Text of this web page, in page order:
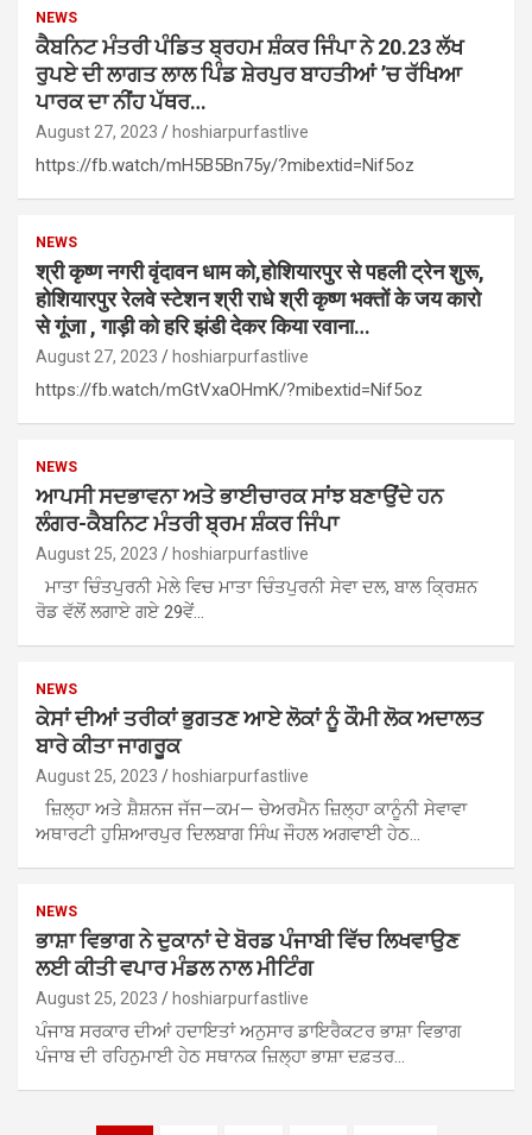
NEWS
ਕੈਬਨਿਟ ਮੰਤਰੀ ਪੰਡਿਤ ਬ੍ਰਹਮ ਸ਼ੰਕਰ ਜਿੰਪਾ ਨੇ 20.23 ਲੱਖ
ਰੁਪਏ ਦੀ ਲਾਗਤ ਲਾਲ ਪਿੰਡ ਸ਼ੇਰਪੁਰ ਬਾਹਤੀਆਂ ’ਚ ਰੱਖਿਆ
ਪਾਰਕ ਦਾ ਨੀਂਹ ਪੱਥਰ…
August 27, 2023 hoshiarpurfastlive
https://fb.watch/mH5B5Bn75y/?mibextid=Nif5oz
NEWS
श्री कृष्ण नगरी वृंदावन धाम को,होशियारपुर से पहली ट्रेन शुरू,
होशियारपुर रेलवे स्टेशन श्री राधे श्री कृष्ण भक्तों के जय कारो
से गूंजा , गाड़ी को हरि झंडी देकर किया रवाना…
August 27, 2023 hoshiarpurfastlive
https://fb.watch/mGtVxaOHmK/?mibextid=Nif5oz
NEWS
ਆਪਸੀ ਸਦਭਾਵਨਾ ਅਤੇ ਭਾਈਚਾਰਕ ਸਾਂਝ ਬਣਾਉਂਦੇ ਹਨ
ਲੰਗਰ-ਕੈਬਨਿਟ ਮੰਤਰੀ ਬ੍ਰਮ ਸ਼ੰਕਰ ਜਿੰਪਾ
August 25, 2023 hoshiarpurfastlive
ਮਾਤਾ ਚਿੰਤਪੁਰਨੀ ਮੇਲੇ ਵਿਚ ਮਾਤਾ ਚਿੰਤਪੁਰਨੀ ਸੇਵਾ ਦਲ, ਬਾਲ ਕ੍ਰਿਸ਼ਨ
ਰੋਡ ਵੱਲੋਂ ਲਗਾਏ ਗਏ 29ਵੇਂ…
NEWS
ਕੇਸਾਂ ਦੀਆਂ ਤਰੀਕਾਂ ਭੁਗਤਣ ਆਏ ਲੋਕਾਂ ਨੂੰ ਕੌਮੀ ਲੋਕ ਅਦਾਲਤ
ਬਾਰੇ ਕੀਤਾ ਜਾਗਰੂਕ
August 25, 2023 hoshiarpurfastlive
ਜ਼ਿਲ੍ਹਾ ਅਤੇ ਸ਼ੈਸ਼ਨਜ ਜੱਜ—ਕਮ— ਚੇਅਰਮੈਨ ਜ਼ਿਲ੍ਹਾ ਕਾਨੂੰਨੀ ਸੇਵਾਵਾ
ਅਥਾਰਟੀ ਹੁਸ਼ਿਆਰਪੁਰ ਦਿਲਬਾਗ ਸਿੰਘ ਜੌਹਲ ਅਗਵਾਈ ਹੇਠ…
NEWS
ਭਾਸ਼ਾ ਵਿਭਾਗ ਨੇ ਦੁਕਾਨਾਂ ਦੇ ਬੋਰਡ ਪੰਜਾਬੀ ਵਿੱਚ ਲਿਖਵਾਉਣ
ਲਈ ਕੀਤੀ ਵਪਾਰ ਮੰਡਲ ਨਾਲ ਮੀਟਿੰਗ
August 25, 2023 hoshiarpurfastlive
ਪੰਜਾਬ ਸਰਕਾਰ ਦੀਆਂ ਹਦਾਇਤਾਂ ਅਨੁਸਾਰ ਡਾਇਰੈਕਟਰ ਭਾਸ਼ਾ ਵਿਭਾਗ
ਪੰਜਾਬ ਦੀ ਰਹਿਨੁਮਾਈ ਹੇਠ ਸਥਾਨਕ ਜ਼ਿਲ੍ਹਾ ਭਾਸ਼ਾ ਦਫ਼ਤਰ…